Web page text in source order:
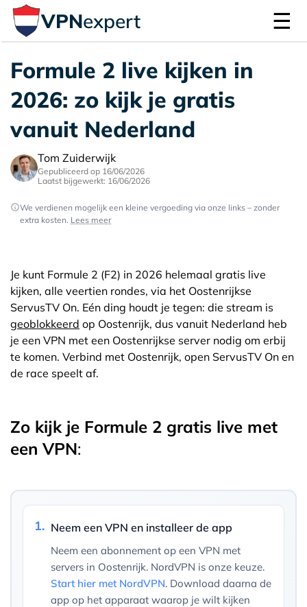
VPNexpert ☰
Formule 2 live kijken in
2026: zo kijk je gratis
vanuit Nederland
Tom Zuiderwijk
Gepubliceerd op 16/06/2026
Laatst bijgewerkt: 16/06/2026
We verdienen mogelijk een kleine vergoeding via onze links – zonder
extra kosten. Lees meer
Je kunt Formule 2 (F2) in 2026 helemaal gratis live
kijken, alle veertien rondes, via het Oostenrijkse
ServusTV On. Eén ding houdt je tegen: die stream is
geoblokkeerd op Oostenrijk, dus vanuit Nederland heb
je een VPN met een Oostenrijkse server nodig om erbij
te komen. Verbind met Oostenrijk, open ServusTV On en
de race speelt af.
Zo kijk je Formule 2 gratis live met
een VPN:
1. Neem een VPN en installeer de app
Neem een abonnement op een VPN met
servers in Oostenrijk. NordVPN is onze keuze.
Start hier met NordVPN. Download daarna de
app op het apparaat waarop je wilt kijken